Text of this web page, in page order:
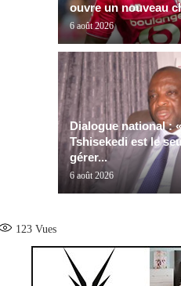
ouvre un nouveau
6 août 2026
Dialogue national :
Tshisekedi est le
gérer...
6 août 2026
123 Vues